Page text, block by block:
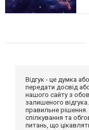
Відгук - це думка
передати досвід
нашого сайту з
залишеного
правильне рішення.
спілкування та
питань, що